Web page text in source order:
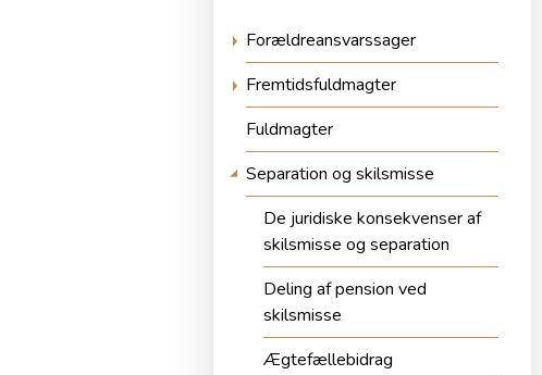
Forældreansvarssager
Fremtidsfuldmagter
Fuldmagter
Separation og skilsmisse
De juridiske konsekvenser af
skilsmisse og separation
Deling af pension ved
skilsmisse
Ægtefællebidrag